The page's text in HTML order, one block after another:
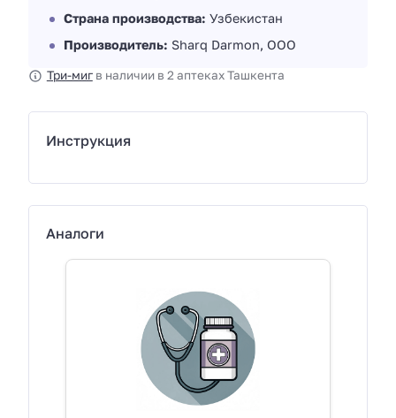
Страна производства: Узбекистан
Производитель: Sharq Darmon, OOO
Три-мигв наличии в 2 аптеках Ташкента
Инструкция
Аналоги